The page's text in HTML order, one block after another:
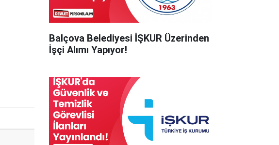
Balçova Belediyesi İŞKUR Üzerinden
İşçi Alımı Yapıyor!